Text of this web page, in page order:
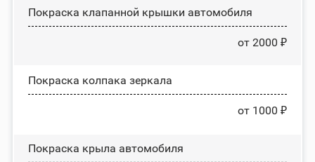
Покраска клапанной крышки автомобиля
от 2000 ₽
Покраска колпака зеркала
от 1000 ₽
Покраска крыла автомобиля